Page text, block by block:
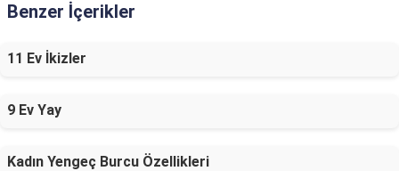
Benzer İçerikler
11 Ev İkizler
9 Ev Yay
Kadın Yengeç Burcu Özellikleri